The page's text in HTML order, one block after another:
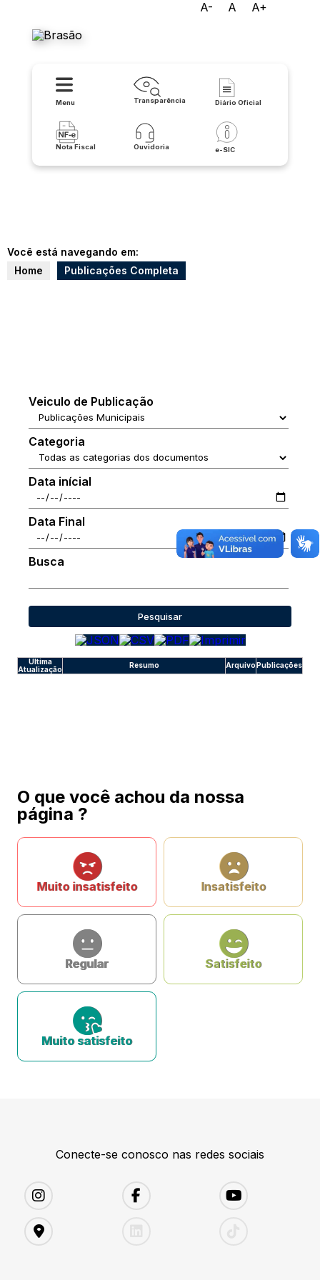
A- A A+
Menu Transparência Diário Oficial
Nota Fiscal Ouvidoria e-SIC
Você está navegando em:
Home
Publicações Completa
Veiculo de Publicação
Categoria
Data inícial
Data Final
Busca
Pesquisar
Última
Atualização
Resumo ArquivoPublicações
O que você achou da nossa
página ?
Muito insatisfeito Insatisfeito
Regular Satisfeito
Muito satisfeito
Conecte-se conosco nas redes sociais